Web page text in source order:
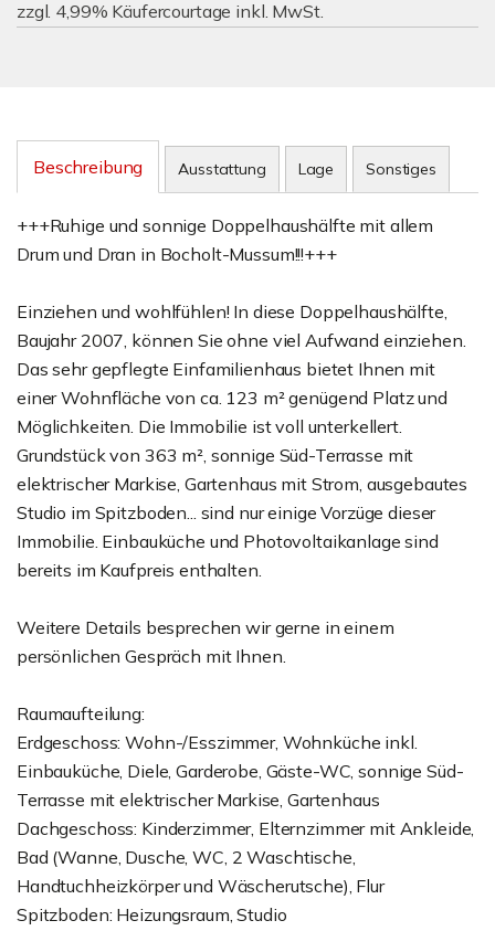
zzgl. 4,99% Käufercourtage inkl. MwSt.
Beschreibung Ausstattung Lage Sonstiges
+++Ruhige und sonnige Doppelhaushälfte mit allem
Drum und Dran in Bocholt-Mussum!!!+++
Einziehen und wohlfühlen! In diese Doppelhaushälfte,
Baujahr 2007, können Sie ohne viel Aufwand einziehen.
Das sehr gepflegte Einfamilienhaus bietet Ihnen mit
einer Wohnfläche von ca. 123 m² genügend Platz und
Möglichkeiten. Die Immobilie ist voll unterkellert.
Grundstück von 363 m², sonnige Süd-Terrasse mit
elektrischer Markise, Gartenhaus mit Strom, ausgebautes
Studio im Spitzboden... sind nur einige Vorzüge dieser
Immobilie. Einbauküche und Photovoltaikanlage sind
bereits im Kaufpreis enthalten.
Weitere Details besprechen wir gerne in einem
persönlichen Gespräch mit Ihnen.
Raumaufteilung:
Erdgeschoss: Wohn-/Esszimmer, Wohnküche inkl.
Einbauküche, Diele, Garderobe, Gäste-WC, sonnige Süd-
Terrasse mit elektrischer Markise, Gartenhaus
Dachgeschoss: Kinderzimmer, Elternzimmer mit Ankleide,
Bad (Wanne, Dusche, WC, 2 Waschtische,
Handtuchheizkörper und Wäscherutsche), Flur
Spitzboden: Heizungsraum, Studio